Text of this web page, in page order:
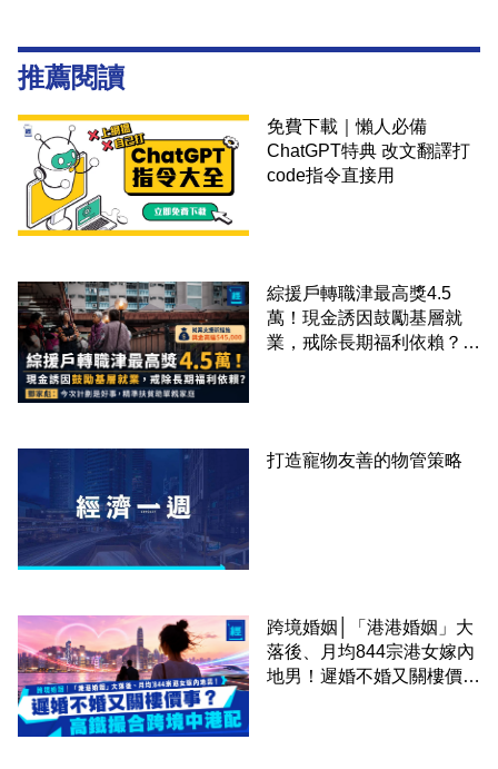
推薦閱讀
免費下載｜懶人必備
ChatGPT特典 改文翻譯打
code指令直接用
綜援戶轉職津最高獎4.5
萬！現金誘因鼓勵基層就
業，戒除長期福利依賴？鄧
打造寵物友善的物管策略
跨境婚姻│「港港婚姻」大
落後、月均844宗港女嫁內
地男！遲婚不婚又關樓價